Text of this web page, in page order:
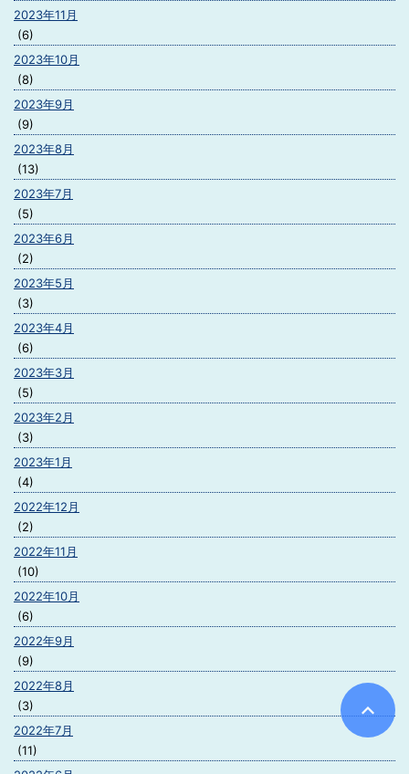
2023年11月
(6)
2023年10月
(8)
2023年9月
(9)
2023年8月
(13)
2023年7月
(5)
2023年6月
(2)
2023年5月
(3)
2023年4月
(6)
2023年3月
(5)
2023年2月
(3)
2023年1月
(4)
2022年12月
(2)
2022年11月
(10)
2022年10月
(6)
2022年9月
(9)
2022年8月
(3)
2022年7月
(11)